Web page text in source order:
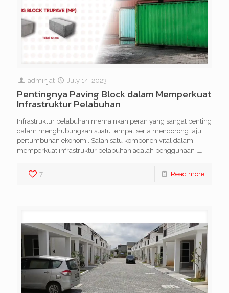
admin at July 14, 2023
Pentingnya Paving Block dalam Memperkuat
Infrastruktur Pelabuhan
Infrastruktur pelabuhan memainkan peran yang sangat penting
dalam menghubungkan suatu tempat serta mendorong laju
pertumbuhan ekonomi. Salah satu komponen vital dalam
memperkuat infrastruktur pelabuhan adalah penggunaan […]
7 Read more